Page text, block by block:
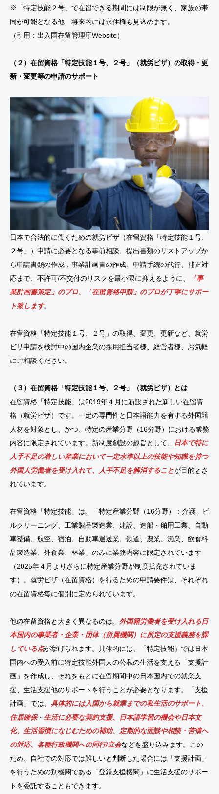
※「特定技能２号」で在留できる期間には制限が無く、家族の帯
同が可能となる他、将来的には永住権も見込めます。
（引用：出入国在留管理庁Website）
（２）在留資格「特定技能１号、２号」（就労ビザ）の取得・更
新・変更等の申請のサポート
日本で合法的に働くための就労ビザ（在留資格「特定技能１号、
２号」）申請に必要となる事前相談、提出書類のリストアップか
ら申請書類の作成，事業計画書の作成、申請手続の代行、補正対
応まで、不許可/不交付のリスクを最小限に抑えるように、
「事
業計画書策定」のプロ、「在留資格申請」のプロが丁寧にサポー
ト致します。
在留資格「特定技能１号、２号」の取得、変更、更新など、就労
ビザ申請を検討中の国内企業の採用担当者様、経営者様、お気軽
にご相談ください。
（３）在留資格「特定技能１号、２号」（就労ビザ）とは
在留資格「特定技能」は2019年４月に新設された新しい在留資
格（就労ビザ）です。一定の専門性と日本語能力を有する外国籍
人材を対象とし、かつ、特定の産業分野（16分野）における業務
内容に限定されています。新制度創設の趣旨として、
日本で特に
人手不足の著しい産業において一定水準以上の技能や知識を持つ
外国人労働者を受け入れて、人手不足を解消することが目的とさ
れています。
在留資格「特定技能」は、「特定産業分野（16分野）：介護、ビ
ルクリーニング、工業製品製造業、建設、造船・舶用工業、自動
車整備、航空、宿泊、自動車運送業、鉄道、農業、漁業、飲食料
品製造業、外食業、林業」のみに業務内容に限定されています
（2025年４月よりさらに特定産業分野が制度拡充されていま
す）。就労ビザ（在留資格）を得るための申請要件は、それぞれ
の在留資格毎に個別に定められています。
他の在留資格と大きく異なるのは、 外国籍労働者を受け入れる日
本国内の事業者・企業・団体（所属機関）に所定の支援義務を課
している点が挙げられます。具体的には、「特定技能」では日本
国内への受入前に特定技能外国人の公私の生活を支える「支援計
画」を作成し、それをもとに在留期間中の日本国内での就業支
援、生活支援他のサポートを行うことが必要となります。「支援
計画」では、 具体的には入国から就業までの私生活のサポート、
住居確保・ 生活に必要な契約支援、日本語学習の機会や日本文
化、生活習慣になじむための補助、定期的な面談や相談・苦情へ
の対応、各種行政機関への同行/立会などを盛り込みます。この
ため、自社での対応では難しいと判断した場合には「支援計画」
を行うための別機関である「登録支援機関」に生活支援のサポー
トを委託することもできます。